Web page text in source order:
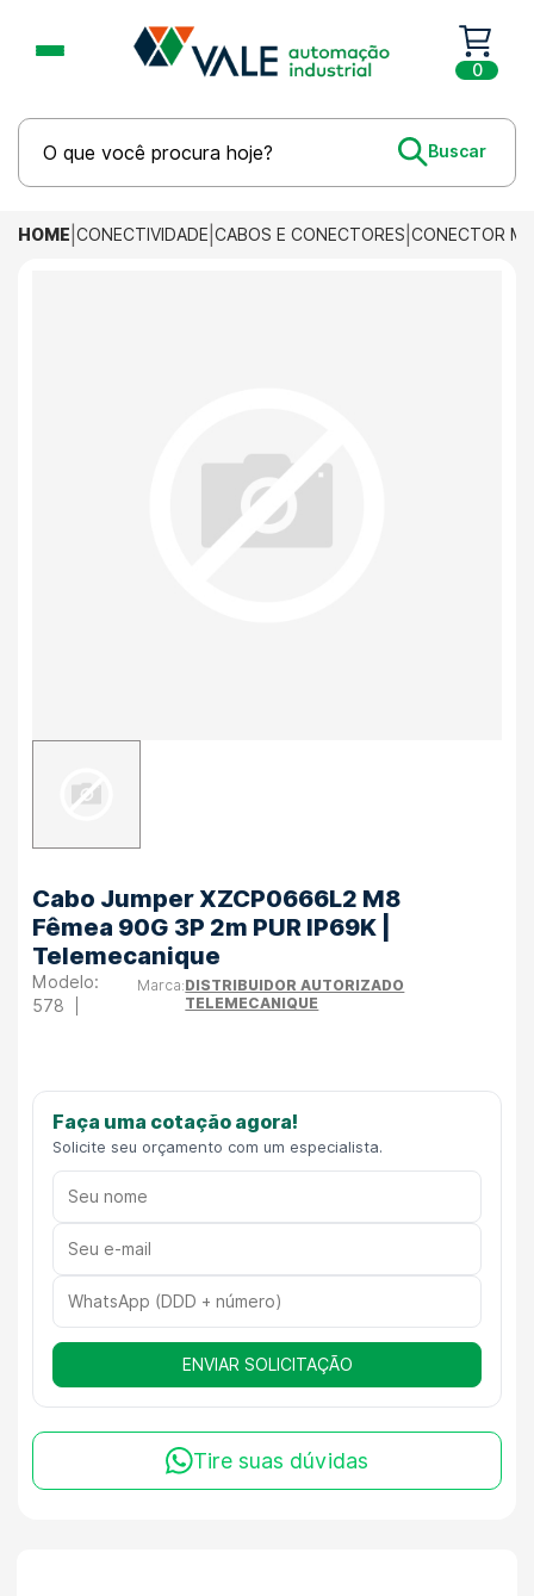
0
HOME CONECTIVIDADE CABOS E CONECTORES CONECTOR
Cabo Jumper XZCP0666L2 M8
Fêmea 90G 3P 2m PUR IP69K |
Telemecanique
578
DISTRIBUIDOR AUTORIZADO
TELEMECANIQUE
Faça uma cotação agora!
Solicite seu orçamento com um especialista.
ENVIAR SOLICITAÇÃO
Tire suas dúvidas